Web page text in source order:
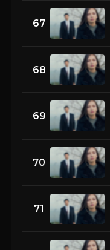
67
68
69
70
71